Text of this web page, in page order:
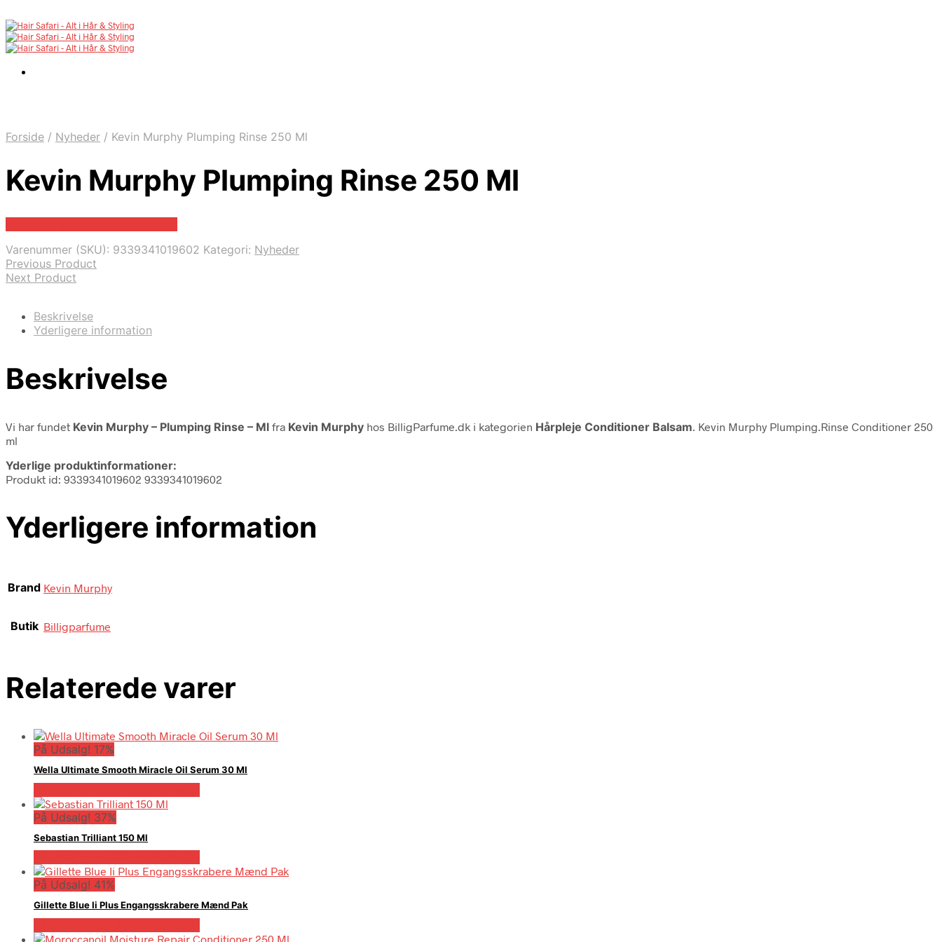
Forside / Nyheder / Kevin Murphy Plumping Rinse 250 Ml
Kevin Murphy Plumping Rinse 250 Ml
Varenummer (SKU): 9339341019602 Kategori: Nyheder
Previous Product
Next Product
Beskrivelse
Yderligere information
Beskrivelse
Vi har fundet Kevin Murphy – Plumping Rinse – Ml fra Kevin Murphy hos BilligParfume.dk i kategorien Hårpleje Conditioner Balsam . Kevin Murphy Plumping.Rinse Conditioner 250
ml
Yderlige produktinformationer:
Produkt id: 9339341019602 9339341019602
Yderligere information
Brand Kevin Murphy
Butik Billigparfume
Relaterede varer
På Udsalg! 17%
Wella Ultimate Smooth Miracle Oil Serum 30 Ml
På Udsalg! 37%
Sebastian Trilliant 150 Ml
På Udsalg! 41%
Gillette Blue Ii Plus Engangsskrabere Mænd Pak